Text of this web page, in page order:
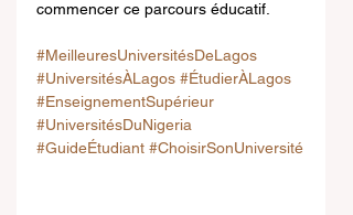
commencer ce parcours éducatif.
#MeilleuresUniversitésDeLagos
#UniversitésÀLagos #ÉtudierÀLagos
#EnseignementSupérieur
#UniversitésDuNigeria
#GuideÉtudiant #ChoisirSonUniversité